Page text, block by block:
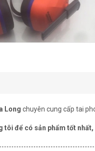
Long chuyên cung cấp tai
tôi để có sản phẩm tốt